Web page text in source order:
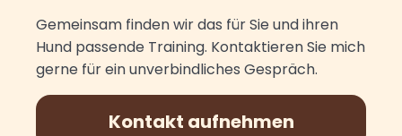
Gemeinsam finden wir das für Sie und ihren
Hund passende Training. Kontaktieren Sie mich
gerne für ein unverbindliches Gespräch.
Kontakt aufnehmen